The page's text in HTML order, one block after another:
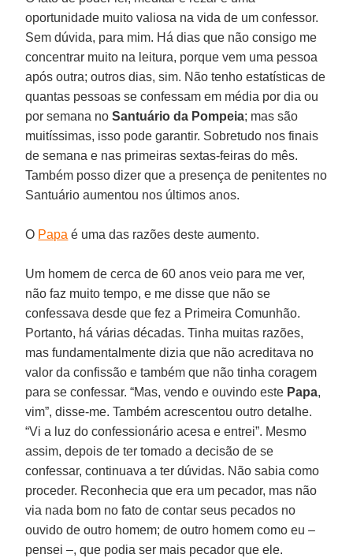
oportunidade muito valiosa na vida de um confessor.
Sem dúvida, para mim. Há dias que não consigo me
concentrar muito na leitura, porque vem uma pessoa
após outra; outros dias, sim. Não tenho estatísticas de
quantas pessoas se confessam em média por dia ou
por semana noSantuário da Pompeia; mas são
muitíssimas, isso pode garantir. Sobretudo nos finais
de semana e nas primeiras sextas-feiras do mês.
Também posso dizer que a presença de penitentes no
Santuário aumentou nos últimos anos.
O Papa é uma das razões deste aumento.
Um homem de cerca de 60 anos veio para me ver,
não faz muito tempo, e me disse que não se
confessava desde que fez a Primeira Comunhão.
Portanto, há várias décadas. Tinha muitas razões,
mas fundamentalmente dizia que não acreditava no
valor da confissão e também que não tinha coragem
para se confessar. “Mas, vendo e ouvindo este Papa,
vim”, disse-me. Também acrescentou outro detalhe.
“Vi a luz do confessionário acesa e entrei”. Mesmo
assim, depois de ter tomado a decisão de se
confessar, continuava a ter dúvidas. Não sabia como
proceder. Reconhecia que era um pecador, mas não
via nada bom no fato de contar seus pecados no
ouvido de outro homem; de outro homem como eu –
pensei –, que podia ser mais pecador que ele.